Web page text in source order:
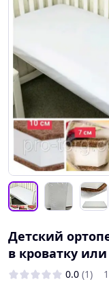
Детский
в кроватку
0.0 (1)